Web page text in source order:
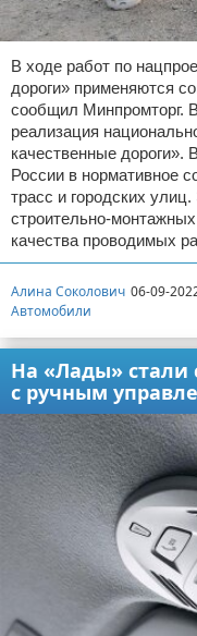
В ходе работ по
дороги» применяются
сообщил Минпромторг.
реализация
качественные дороги».
России в нормативное
трасс и городских
строительно-
качества проводимых
Алина Соколович 06-09-
Автомобили
На «Лады» стали
с ручным